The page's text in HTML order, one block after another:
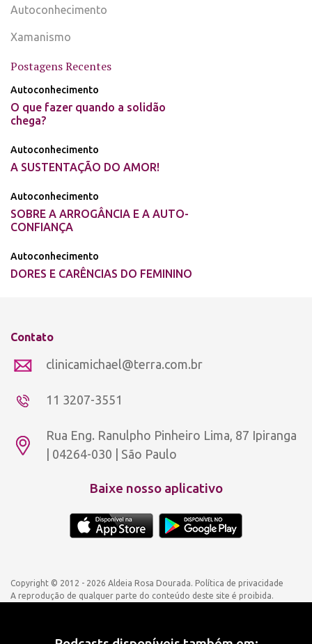
Autoconhecimento
Xamanismo
Postagens Recentes
Autoconhecimento
O que fazer quando a solidão
chega?
Autoconhecimento
A SUSTENTAÇÃO DO AMOR!
Autoconhecimento
SOBRE A ARROGÂNCIA E A AUTO-
CONFIANÇA
Autoconhecimento
DORES E CARÊNCIAS DO FEMININO
Contato
clinicamichael@terra.com.br
11 3207-3551
Rua Eng. Ranulpho Pinheiro Lima, 87 Ipiranga
| 04264-030 | São Paulo
Baixe nosso aplicativo
Copyright © 2012 - 2026 Aldeia Rosa Dourada. Política de privacidade
A reprodução de qualquer parte do conteúdo deste site é proibida.